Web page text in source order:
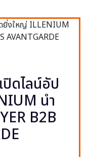
ดไลน์อัป
นำ
B2B